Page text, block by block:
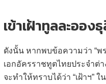
เข้าเฝ้าทูลละออง
ดังนั้น หากพบข้อความว่า “พ
เอกอัครราชทูตไทยประจำต่
จะทำให้ทราบได้ว่า “เฝ้าฯ”